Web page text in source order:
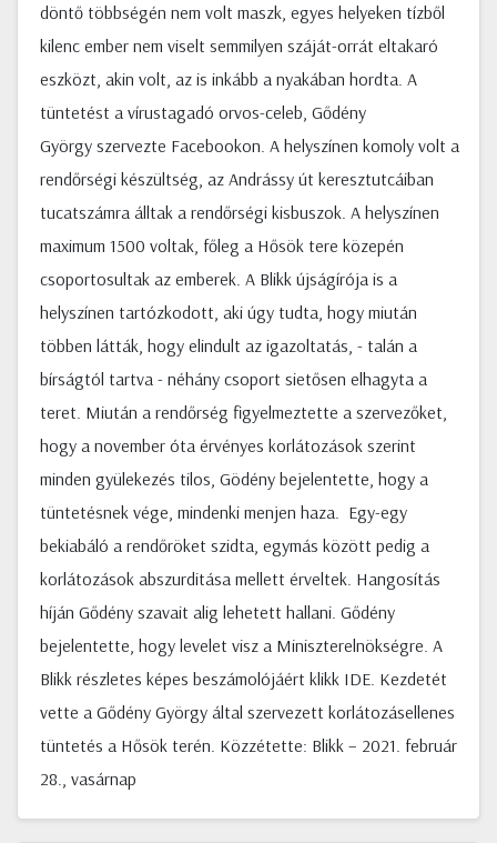
döntő többségén nem volt maszk, egyes helyeken tízből
kilenc ember nem viselt semmilyen száját-orrát eltakaró
eszközt, akin volt, az is inkább a nyakában hordta. A
tüntetést a vírustagadó orvos-celeb, Gődény
György szervezte Facebookon. A helyszínen komoly volt a
rendőrségi készültség, az Andrássy út keresztutcáiban
tucatszámra álltak a rendőrségi kisbuszok. A helyszínen
maximum 1500 voltak, főleg a Hősök tere közepén
csoportosultak az emberek. A Blikk újságírója is a
helyszínen tartózkodott, aki úgy tudta, hogy miután
többen látták, hogy elindult az igazoltatás, - talán a
bírságtól tartva - néhány csoport sietősen elhagyta a
teret. Miután a rendőrség figyelmeztette a szervezőket,
hogy a november óta érvényes korlátozások szerint
minden gyülekezés tilos, Gödény bejelentette, hogy a
tüntetésnek vége, mindenki menjen haza. Egy-egy
bekiabáló a rendőröket szidta, egymás között pedig a
korlátozások abszurditása mellett érveltek. Hangosítás
híján Gődény szavait alig lehetett hallani. Gődény
bejelentette, hogy levelet visz a Miniszterelnökségre. A
Blikk részletes képes beszámolójáért klikk IDE. Kezdetét
vette a Gődény György által szervezett korlátozásellenes
tüntetés a Hősök terén. Közzétette: Blikk – 2021. február
28., vasárnap